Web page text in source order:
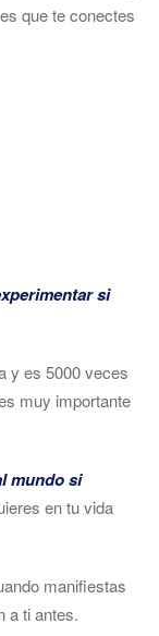
que te conectes
si
y es 5000 veces
muy importante
mundo si
en tu vida
manifiestas
a ti antes.